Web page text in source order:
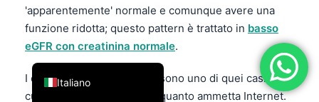
'apparentemente' normale e comunque avere una
funzione ridotta; questo pattern è trattato in basso
eGFR con creatinina normale.
I cut-off dell’esame tiroide sono uno di quei casi in
cui conta più il contesto di quanto ammetta Internet.
Italiano
Deutsch
العربية